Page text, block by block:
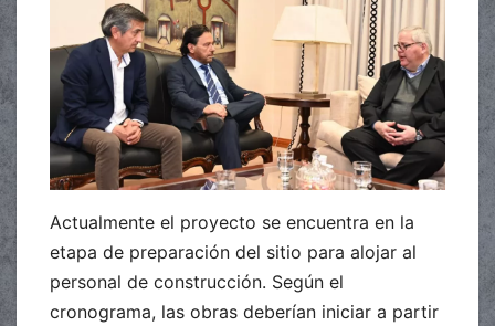
Actualmente el proyecto se encuentra en la
etapa de preparación del sitio para alojar al
personal de construcción. Según el
cronograma, las obras deberían iniciar a partir